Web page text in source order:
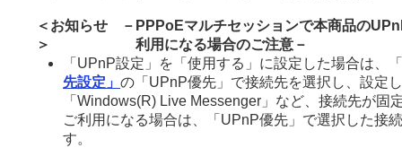
＜お知らせ
＞
－ PPPoEマルチセッションで本商品の
利用になる場合のご注意 －
「UPnP設定」を「使用する」に設定した場合は、
先設定」 の「UPnP優先」で接続先を選択し、設定
「Windows(R) Live Messenger」など、接続先が固
ご利用になる場合は、「UPnP優先」で選択した接
す。